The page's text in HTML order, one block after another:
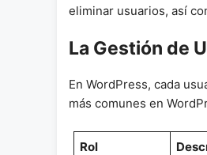
eliminar usuarios, así
La Gestión de
En WordPress, cada
más comunes en
Rol